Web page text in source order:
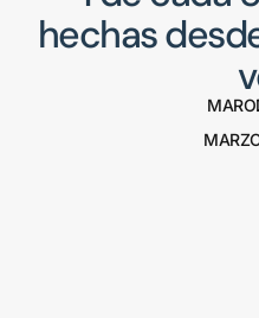
hechas